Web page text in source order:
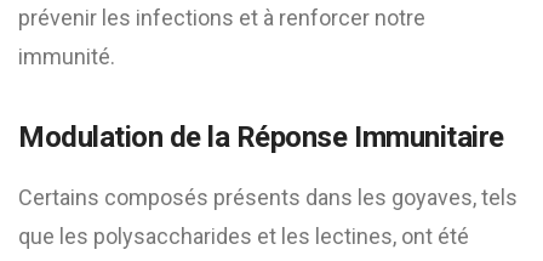
prévenir les infections et à renforcer notre
immunité.
Modulation de la Réponse Immunitaire
Certains composés présents dans les goyaves, tels
que les polysaccharides et les lectines, ont été